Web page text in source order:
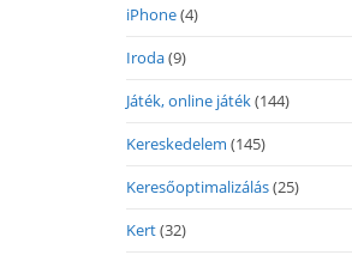
iPhone(4)
Iroda(9)
Játék, online játék(144)
Kereskedelem (145)
Keresőoptimalizálás(25)
Kert(32)